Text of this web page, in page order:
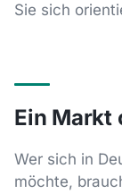
Sie sich
Ein Markt
Wer sich in
möchte,